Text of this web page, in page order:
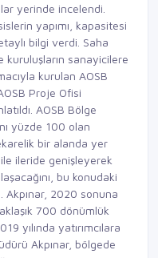
yerinde incelendi.
yapımı, kapasitesi
bilgi verdi. Saha
kuruluşların sanayicilere
kurulan AOSB
Proje Ofisi
AOSB Bölge
yüzde 100 olan
bir alanda yer
ile ileride genişleyerek
bu konudaki
Akpınar, 2020 sonuna
700 dönümlük
yılında yatırımcılara
Akpınar, bölgede